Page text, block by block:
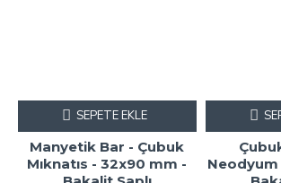
Manyetik Bar - Çubuk
Mıknatıs - 32x90 mm -
SEPETE EKLE
Neodyum